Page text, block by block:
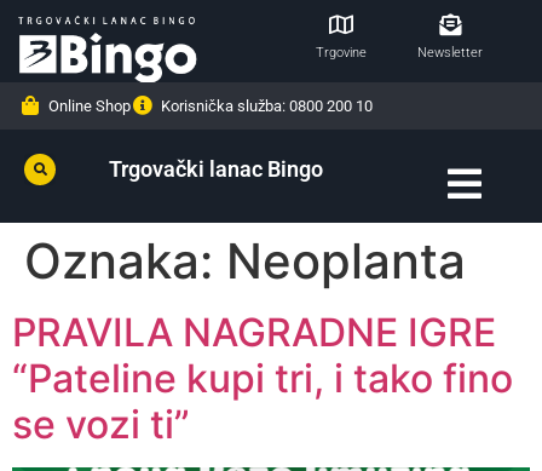
Trgovine Newsletter
Online Shop Korisnička služba: 0800 200 10
Trgovački lanac Bingo
Oznaka: Neoplanta
PRAVILA NAGRADNE IGRE
“Pateline kupi tri, i tako fino
se vozi ti”